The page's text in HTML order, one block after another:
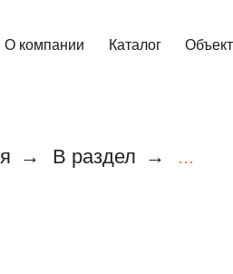
О компании Каталог
→ В раздел → ...